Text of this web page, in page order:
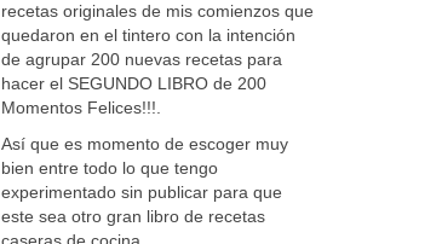
recetas originales de mis comienzos que
quedaron en el tintero con la intención
de agrupar 200 nuevas recetas para
hacer el SEGUNDO LIBRO de 200
Momentos Felices!!!.
Así que es momento de escoger muy
bien entre todo lo que tengo
experimentado sin publicar para que
este sea otro gran libro de recetas